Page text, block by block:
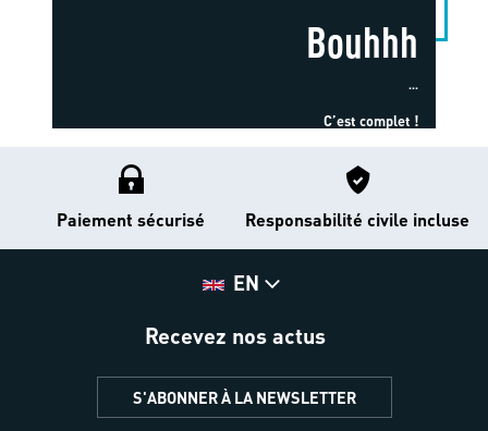
Bouhhh
...
C’est complet !
Paiement sécurisé Responsabilité civile incluse
EN
Recevez nos actus
S'ABONNER À LA NEWSLETTER